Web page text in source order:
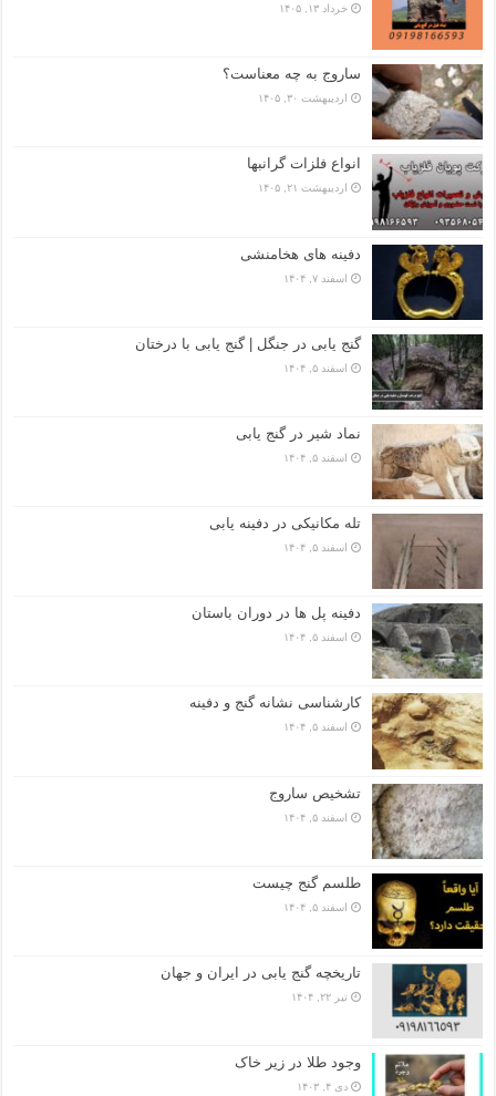
خرداد ۱۳, ۱۴۰۵
ساروج به چه معناست؟
اردیبهشت ۳۰, ۱۴۰۵
انواع فلزات گرانبها
اردیبهشت ۲۱, ۱۴۰۵
دفینه های هخامنشی
اسفند ۷, ۱۴۰۴
گنج یابی در جنگل | گنج یابی با درختان
اسفند ۵, ۱۴۰۴
نماد شیر در گنج یابی
اسفند ۵, ۱۴۰۴
تله مکانیکی در دفینه یابی
اسفند ۵, ۱۴۰۴
دفینه پل ها در دوران باستان
اسفند ۵, ۱۴۰۴
کارشناسی نشانه گنج و دفینه
اسفند ۵, ۱۴۰۴
تشخیص ساروج
اسفند ۵, ۱۴۰۴
طلسم گنج چیست
اسفند ۵, ۱۴۰۴
تاریخچه گنج‌ یابی در ایران و جهان
تیر ۲۲, ۱۴۰۴
وجود طلا در زیر خاک
دی ۴, ۱۴۰۳